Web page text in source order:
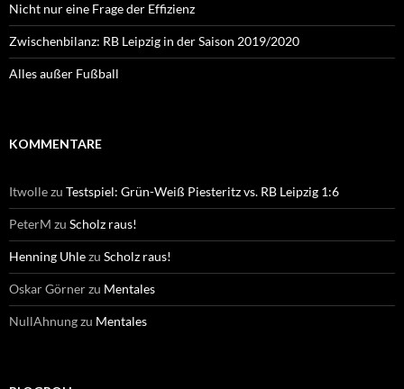
Nicht nur eine Frage der Effizienz
Zwischenbilanz: RB Leipzig in der Saison 2019/2020
Alles außer Fußball
KOMMENTARE
Itwollezu Testspiel: Grün-Weiß Piesteritz vs. RB Leipzig 1:6
PeterM zu Scholz raus!
Henning Uhlezu Scholz raus!
Oskar Görnerzu Mentales
NullAhnungzu Mentales